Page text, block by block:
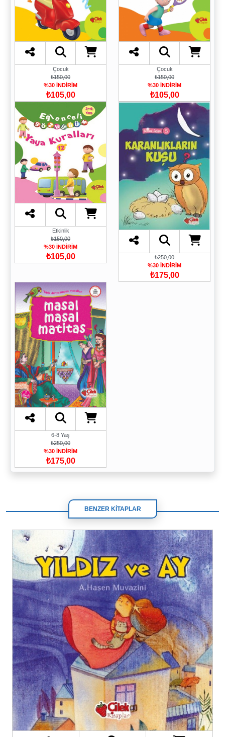
Çocuk
₺150,00
%30 İNDİRİM
₺105,00
Çocuk
₺150,00
%30 İNDİRİM
₺105,00
Etkinlik
₺150,00
%30 İNDİRİM
₺105,00
₺250,00
%30 İNDİRİM
₺175,00
6-8 Yaş
₺250,00
%30 İNDİRİM
₺175,00
BENZER KİTAPLAR